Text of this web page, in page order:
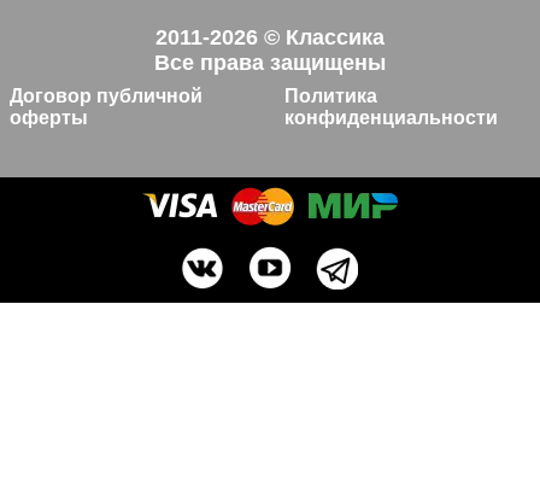
2011-2026 © Классика
Все права защищены
Договор публичной
оферты
Политика
конфиденциальности